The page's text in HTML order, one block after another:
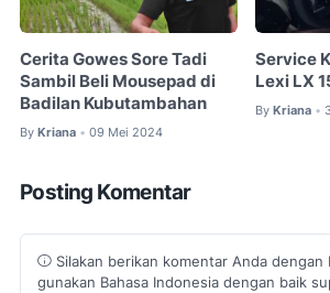
Cerita Gowes Sore Tadi
Sambil Beli Mousepad di
Badilan Kubutambahan
By Kriana • 09 Mei 2024
Service
Lexi LX
By Kriana •
Posting Komentar
Silakan berikan komentar Anda dengan
gunakan Bahasa Indonesia dengan baik